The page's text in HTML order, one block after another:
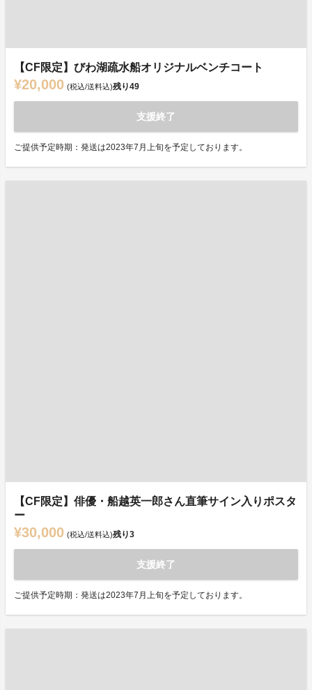
【CF限定】びわ湖疏水船オリジナルベンチコート
¥20,000 (税込/送料込)残り49
支援終了
ご提供予定時期：発送は2023年7月上旬を予定しております。
【CF限定】俳優・船越英一郎さん直筆サイン入りポスタ
ー
¥30,000 (税込/送料込)残り3
支援終了
ご提供予定時期：発送は2023年7月上旬を予定しております。